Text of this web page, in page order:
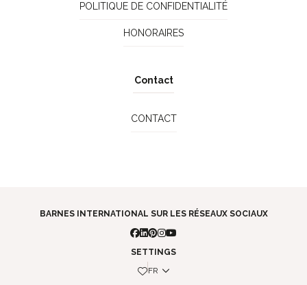
POLITIQUE DE CONFIDENTIALITÉ
HONORAIRES
Contact
CONTACT
BARNES INTERNATIONAL SUR LES RÉSEAUX SOCIAUX
SETTINGS
FR